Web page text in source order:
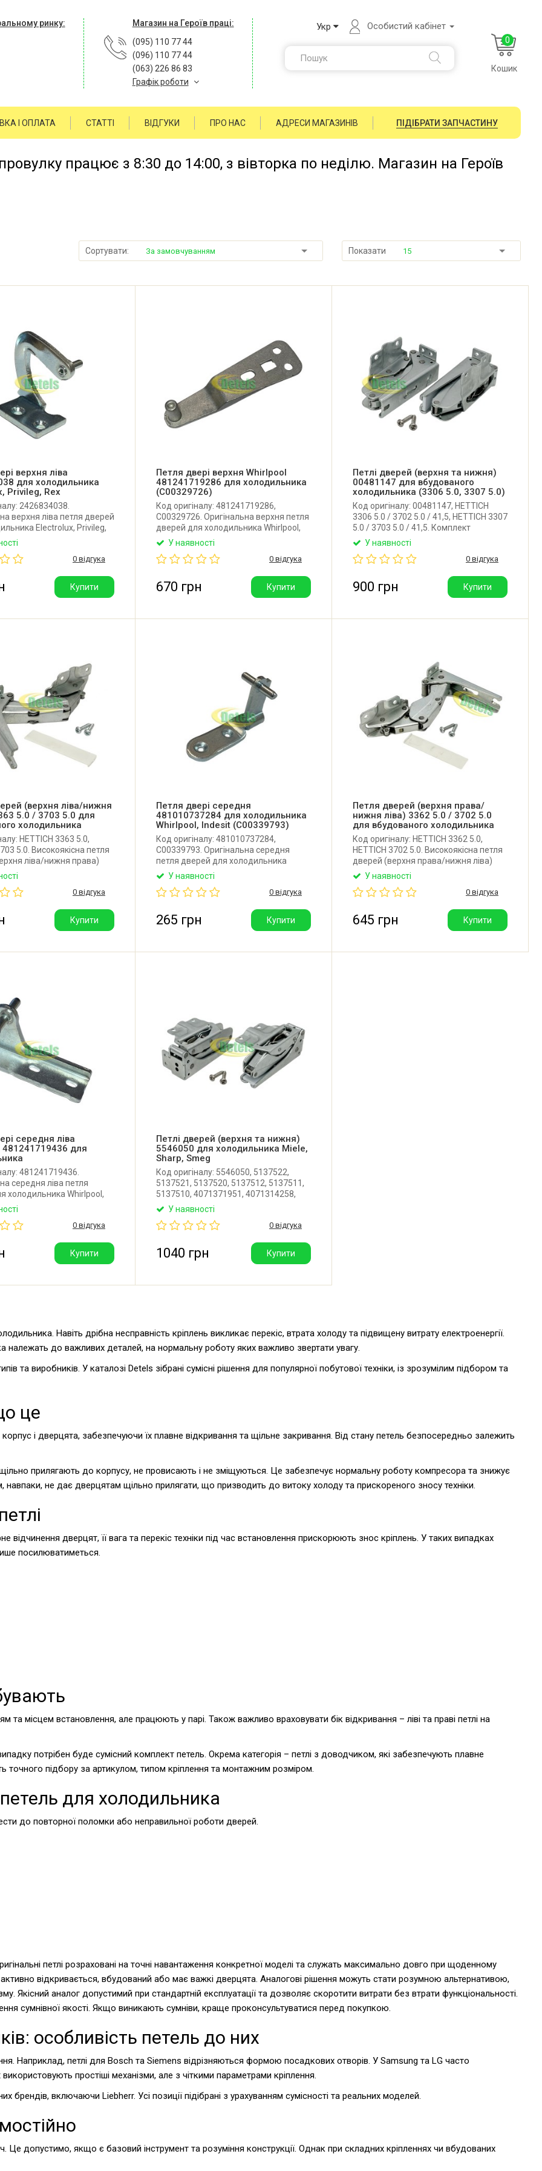
ринку:
Магазин на Героїв праці:
(095) 110 77 44
(096) 110 77 44
(063) 226 86 83
Графік роботи
Укр Особистий кабінет
0
Кошик
І ОПЛАТА СТАТТІ ВІДГУКИ ПРО НАС АДРЕСИ МАГАЗИНІВ ПІДІБРАТИ ЗАПЧАСТИНУ
працює з 8:30 до 14:00, з вівторка по неділю. Магазин на Героїв
Сортувати: За замовчуванням Показати 15
верхня ліва
для холодильника
Privileg, Rex
2426834038.
верхня ліва петля дверей
Electrolux, Privileg,
Італія.
0 відгука
Купити
Петля двері верхня Whirlpool
481241719286 для холодильника
(C00329726)
Код оригіналу: 481241719286,
C00329726. Оригінальна верхня петля
дверей для холодильника Whirlpool,
Bauknecht. Виробник: Італія.
У наявності
0 відгука
670 грн Купити
Петлі дверей (верхня та нижня)
00481147 для вбудованого
холодильника (3306 5.0, 3307 5.0)
Код оригіналу: 00481147, HETTICH
3306 5.0 / 3702 5.0 / 41,5, HETTICH 3307
5.0 / 3703 5.0 / 41,5. Комплект
високоякісних неоригінальних петель
холодильника Bosch, Siemens, NEFF,
LG. Виробник: Китай.
У наявності
0 відгука
900 грн Купити
(верхня ліва/нижня
5.0 / 3703 5.0 для
холодильника
HETTICH 3363 5.0,
5.0. Високоякісна петля
ліва/нижня права)
холодильника AEG,
Miele, Beko, Amica,
0 відгука
Купити
Петля двері середня
481010737284 для холодильника
Whirlpool, Indesit (C00339793)
Код оригіналу: 481010737284,
C00339793. Оригінальна середня
петля дверей для холодильника
Bauknecht, Hotpoint, Indesit, Privileg,
У наявності
0 відгука
265 грн Купити
Петля дверей (верхня права/
нижня ліва) 3362 5.0 / 3702 5.0
для вбудованого холодильника
Код оригіналу: HETTICH 3362 5.0,
HETTICH 3702 5.0. Високоякісна петля
дверей (верхня права/нижня ліва)
для вбудованого холодильника AEG,
Liebherr, Gorenje, Miele, Beko, Amica,
Китай.
У наявності
0 відгука
645 грн Купити
середня ліва
481241719436 для
481241719436.
середня ліва петля
холодильника Whirlpool,
Виробник: Італія.
0 відгука
Купити
Петлі дверей (верхня та нижня)
5546050 для холодильника Miele,
Sharp, Smeg
Код оригіналу: 5546050, 5137522,
5137521, 5137520, 5137512, 5137511,
5137510, 4071371951, 4071314258,
DA81-06825A, DA81-06827A,
неоригінальних петель дверей для
Electrolux.
У наявності
0 відгука
1040 грн Купити
Навіть дрібна несправність кріплень викликає перекіс, втрата холоду та підвищену витрату електроенергії.
до важливих деталей, на нормальну роботу яких важливо звертати увагу.
та виробників. У каталозі Detels зібрані сумісні рішення для популярної побутової техніки, із зрозумілим підбором та
це
і дверцята, забезпечуючи їх плавне відкривання та щільне закривання. Від стану петель безпосередньо залежить
прилягають до корпусу, не провисають і не зміщуються. Це забезпечує нормальну роботу компресора та знижує
не дає дверцятам щільно прилягати, що призводить до витоку холоду та прискореного зносу техніки.
відчинення дверцят, її вага та перекіс техніки під час встановлення прискорюють знос кріплень. У таких випадках
посилюватиметься.
та місцем встановлення, але працюють у парі. Також важливо враховувати бік відкривання – ліві та праві петлі на
потрібен буде сумісний комплект петель. Окрема категорія – петлі з доводчиком, які забезпечують плавне
точного підбору за артикулом, типом кріплення та монтажним розміром.
для холодильника
до повторної поломки або неправильної роботи дверей.
петлі розраховані на точні навантаження конкретної моделі та служать максимально довго при щоденному
відкривається, вбудований або має важкі дверцята. Аналогові рішення можуть стати розумною альтернативою,
Якісний аналог допустимий при стандартній експлуатації та дозволяє скоротити витрати без втрати функціональності.
сумнівної якості. Якщо виникають сумніви, краще проконсультуватися перед покупкою.
особливість петель до них
Наприклад, петлі для Bosch та Siemens відрізняються формою посадкових отворів. У Samsung та LG часто
простіші механізми, але з чіткими параметрами кріплення.
брендів, включаючи Liebherr. Усі позиції підібрані з урахуванням сумісності та реальних моделей.
Це допустимо, якщо є базовий інструмент та розуміння конструкції. Однак при складних кріпленнях чи вбудованих